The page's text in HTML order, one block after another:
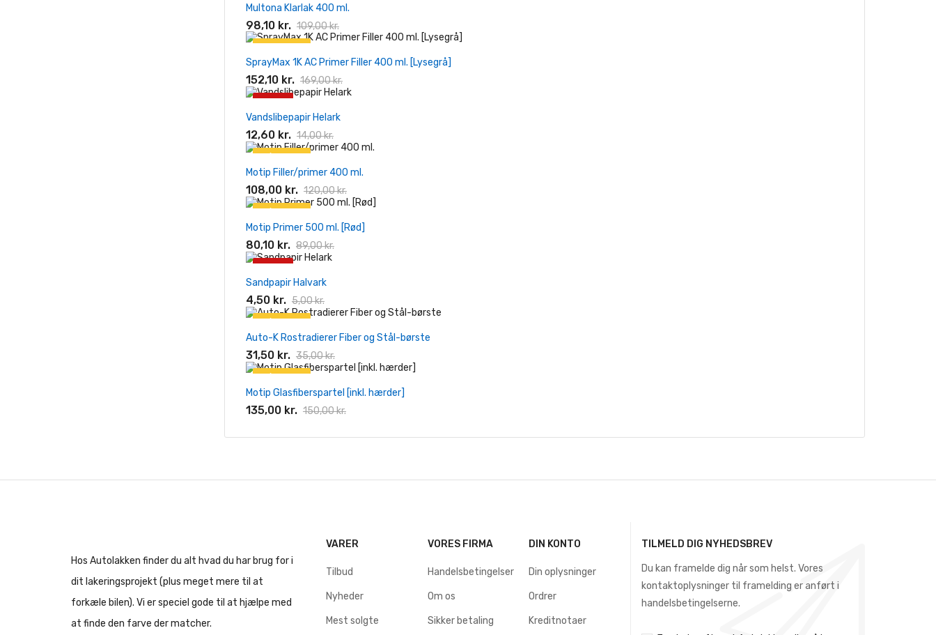
-10%
Multona Klarlak 400 ml.
98,10 kr. 109,00 kr.
På tilbud!
-10%
SprayMax 1K AC Primer Filler 400 ml. [Lysegrå]
152,10 kr. 169,00 kr.
-10%
Vandslibepapir Helark
12,60 kr. 14,00 kr.
På tilbud!
-10%
Motip Filler/primer 400 ml.
108,00 kr. 120,00 kr.
På tilbud!
-10%
Motip Primer 500 ml. [Rød]
80,10 kr. 89,00 kr.
-10%
Sandpapir Halvark
4,50 kr. 5,00 kr.
På tilbud!
-10%
Auto-K Rostradierer Fiber og Stål-børste
31,50 kr. 35,00 kr.
På tilbud!
-10%
Motip Glasfiberspartel [inkl. hærder]
135,00 kr. 150,00 kr.
Hos Autolakken finder du alt hvad du har brug for i
dit lakeringsprojekt (plus meget mere til at
forkæle bilen). Vi er speciel gode til at hjælpe med
at finde den farve der matcher.
VARER
Tilbud
Nyheder
Mest solgte
VORES FIRMA
Handelsbetingelser
Om os
Sikker betaling
DIN KONTO
Din oplysninger
Ordrer
Kreditnotaer
TILMELD DIG NYHEDSBREV
Du kan framelde dig når som helst. Vores
kontaktoplysninger til framelding er anført i
handelsbetingelserne.